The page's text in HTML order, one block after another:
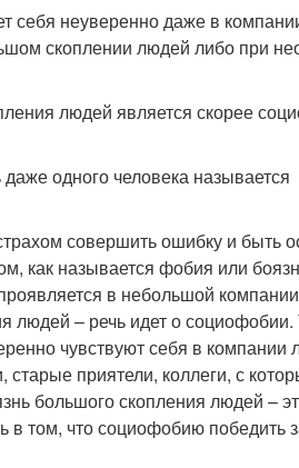
себя неуверенно даже в
скоплении людей либо при
людей является скорее
одного человека называется
совершить ошибку и быть
как называется фобия или
в небольшой
людей – речь идет о
чувствуют себя в компании
приятели, коллеги, с
большого скопления людей –
в том, что социофобию победить